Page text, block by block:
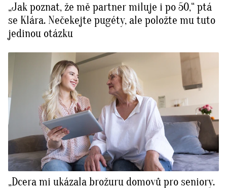
„Jak poznat, že mě partner miluje i po 50,“ ptá
se Klára. Nečekejte pugéty, ale položte mu tuto
jedinou otázku
„Dcera mi ukázala brožuru domovů pro seniory.